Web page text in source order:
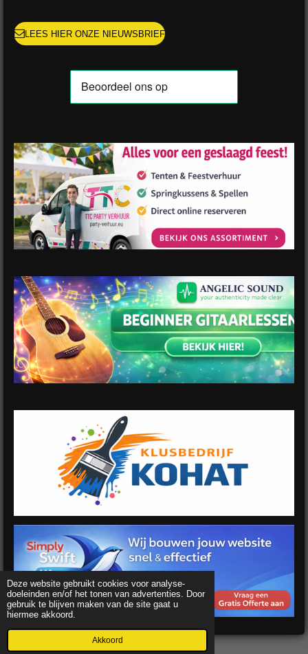
Deze website gebruikt cookies voor analyse-
doeleinden en/of het tonen van advertenties. Door
gebruik te blijven maken van de site gaat u
hiermee akkoord.
Akkoord
LEES HIER ONZE NIEUWSBRIEF